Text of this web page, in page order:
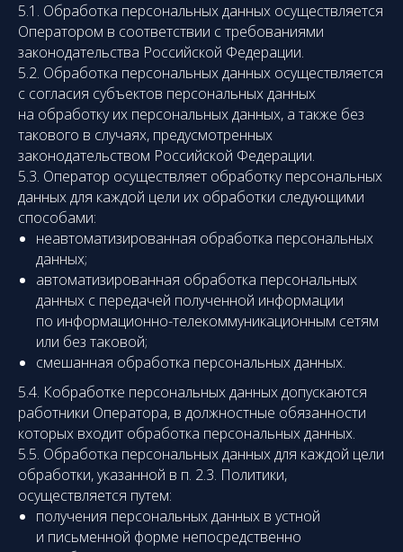
5.1. Обработка персональных данных осуществляется
Оператором в соответствии с требованиями
законодательства Российской Федерации.
5.2. Обработка персональных данных осуществляется
с согласия субъектов персональных данных
на обработку их персональных данных, а также без
такового в случаях, предусмотренных
законодательством Российской Федерации.
5.3. Оператор осуществляет обработку персональных
данных для каждой цели их обработки следующими
способами:
неавтоматизированная обработка персональных
данных;
автоматизированная обработка персональных
данных с передачей полученной информации
по информационно-телекоммуникационным сетям
или без таковой;
смешанная обработка персональных данных.
5.4. Кобработке персональных данных допускаются
работники Оператора, в должностные обязанности
которых входит обработка персональных данных.
5.5. Обработка персональных данных для каждой цели
обработки, указанной в п. 2.3. Политики,
осуществляется путем:
получения персональных данных в устной
и письменной форме непосредственно